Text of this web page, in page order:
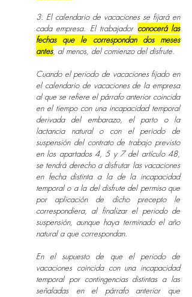
3. El calendario de vacaciones se fijará en
cada empresa. El trabajador conocerá las
fechas que le correspondan dos meses
antes, al menos, del comienzo del disfrute.
Cuando el periodo de vacaciones fijado en
el calendario de vacaciones de la empresa
al que se refiere el párrafo anterior coincida
en el tiempo con una incapacidad temporal
derivada del embarazo, el parto o la
lactancia natural o con el periodo de
suspensión del contrato de trabajo previsto
en los apartados 4, 5 y 7 del artículo 48,
se tendrá derecho a disfrutar las vacaciones
en fecha distinta a la de la incapacidad
temporal o a la del disfrute del permiso que
por aplicación de dicho precepto le
correspondiera, al finalizar el periodo de
suspensión, aunque haya terminado el año
natural a que correspondan.
En el supuesto de que el periodo de
vacaciones coincida con una incapacidad
temporal por contingencias distintas a las
señaladas en el párrafo anterior que